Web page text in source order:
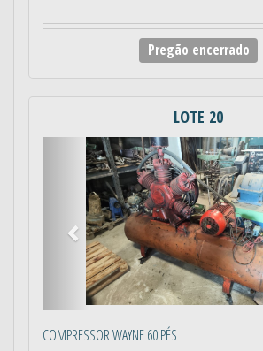
Pregão encerrado
LOTE 20
Anterior
COMPRESSOR WAYNE 60 PÉS